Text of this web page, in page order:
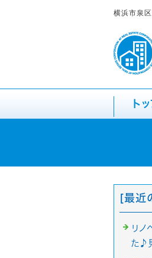
横浜市泉
ト
[最近
リノ
た♪